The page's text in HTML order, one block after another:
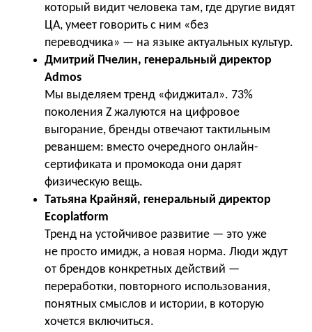
который видит человека там, где другие видят
ЦА, умеет говорить с ним «без
переводчика» — на языке актуальных культур.
Дмитрий Пчелин, генеральный директор
Admos
Мы выделяем тренд «фиджитал». 73%
поколения Z жалуются на цифровое
выгорание, бренды отвечают тактильным
реваншем: вместо очередного онлайн-
сертификата и промокода они дарят
физическую вещь.
Татьяна Крайняй, генеральный директор
Ecoplatform
Тренд на устойчивое развитие — это уже
не просто имидж, а новая норма. Люди ждут
от брендов конкретных действий —
переработки, повторного использования,
понятных смыслов и истории, в которую
хочется включиться.